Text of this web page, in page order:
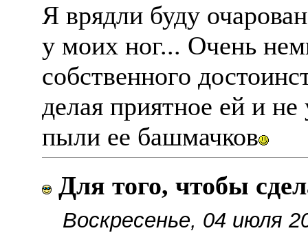
Я врядли буду
у моих ног... Очень
собственного
делая приятное ей и
пыли ее башмачков
Для того, чтобы
Воскресенье, 04 июля